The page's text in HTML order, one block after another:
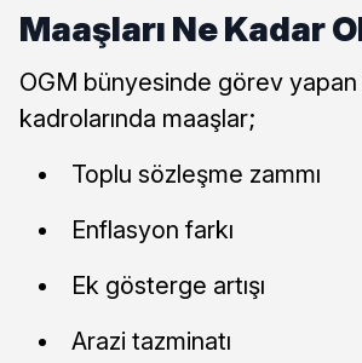
Maaşları Ne Kadar
OGM bünyesinde görev
kadrolarında maaşlar;
Toplu sözleşme zammı
Enflasyon farkı
Ek gösterge artışı
Arazi tazminatı